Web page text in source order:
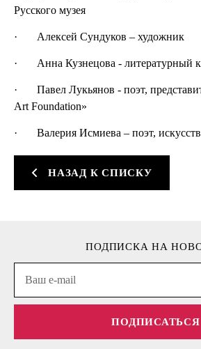
Русского музея
· Алексей Сундуков – художник
· Анна Кузнецова - литературный
· Павел Лукьянов - поэт,
Art Foundation»
· Валерия Исмиева – поэт,
НАЗАД К СПИСКУ
ПОДПИСКА НА
ПОДПИСАТЬСЯ